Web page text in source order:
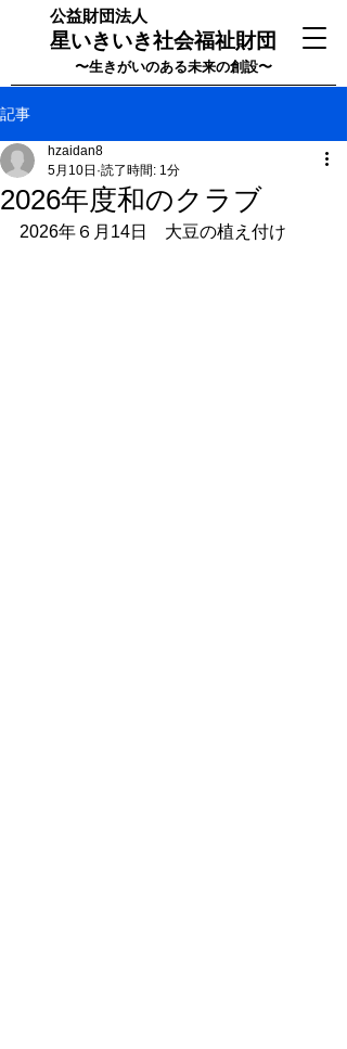
星いきいき社会福祉財団
公益財団法人
〜生きがいのある未来の創設〜
記事
2026年度和のクラブ
hzaidan8
5月10日 読了時間: 1分
2026年６月14日　大豆の植え付け